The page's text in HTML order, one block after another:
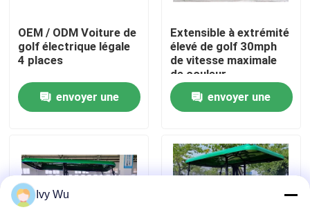
Contact USA
Enjoliveurs de chariot de golf
Tableau de bord de chariot de golf
OEM / ODM Voiture de
golf électrique légale
4 places
envoyer une
Extensible à extrémité
élevé de golf 30mph
de vitesse maximale
de couleur
personnalisable
électrique de chariot
envoyer une
Ivy Wu